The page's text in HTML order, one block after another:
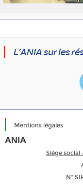
L’ANIA sur les
Mentions légales
ANIA
Siège social :
N*